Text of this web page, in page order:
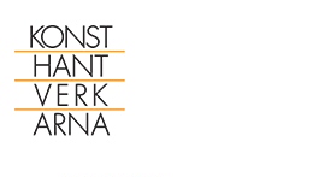
innehållet